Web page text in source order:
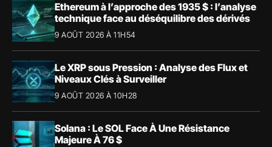
Ethereum à l’approche des 1935 $ : l’analyse
technique face au déséquilibre des dérivés
9 AOÛT 2026 À 11H54
Le XRP sous Pression : Analyse des Flux et
Niveaux Clés à Surveiller
9 AOÛT 2026 À 10H28
Solana : Le SOL Face À Une Résistance
Majeure À 76 $